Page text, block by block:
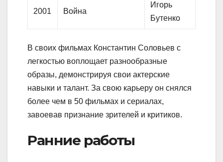
2001 Война
Игорь
Бутенко
В своих фильмах Константин Соловьев с
легкостью воплощает разнообразные
образы, демонстрируя свои актерские
навыки и талант. За свою карьеру он снялся
более чем в 50 фильмах и сериалах,
завоевав признание зрителей и критиков.
Ранние работы